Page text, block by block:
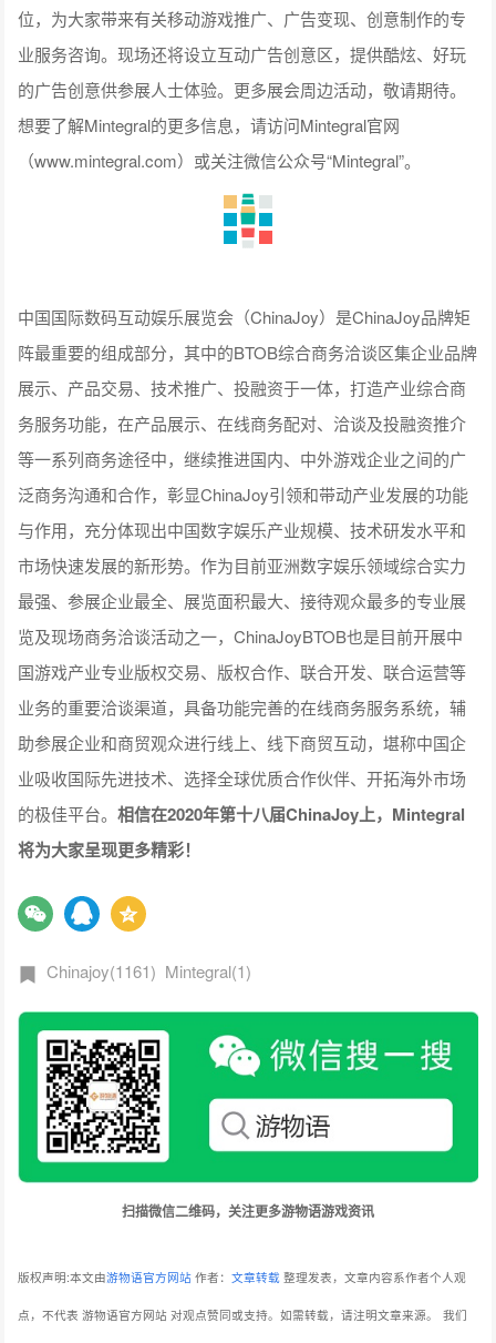
位，为大家带来有关移动游戏推广、广告变现、创意制作的专
业服务咨询。现场还将设立互动广告创意区，提供酷炫、好玩
的广告创意供参展人士体验。更多展会周边活动，敬请期待。
想要了解Mintegral的更多信息，请访问Mintegral官网
（www.mintegral.com）或关注微信公众号“Mintegral”。
中国国际数码互动娱乐展览会（ChinaJoy）是ChinaJoy品牌矩
阵最重要的组成部分，其中的BTOB综合商务洽谈区集企业品牌
展示、产品交易、技术推广、投融资于一体，打造产业综合商
务服务功能，在产品展示、在线商务配对、洽谈及投融资推介
等一系列商务途径中，继续推进国内、中外游戏企业之间的广
泛商务沟通和合作，彰显ChinaJoy引领和带动产业发展的功能
与作用，充分体现出中国数字娱乐产业规模、技术研发水平和
市场快速发展的新形势。作为目前亚洲数字娱乐领域综合实力
最强、参展企业最全、展览面积最大、接待观众最多的专业展
览及现场商务洽谈活动之一，ChinaJoyBTOB也是目前开展中
国游戏产业专业版权交易、版权合作、联合开发、联合运营等
业务的重要洽谈渠道，具备功能完善的在线商务服务系统，辅
助参展企业和商贸观众进行线上、线下商贸互动，堪称中国企
业吸收国际先进技术、选择全球优质合作伙伴、开拓海外市场
的极佳平台。相信在2020年第十八届ChinaJoy上，Mintegral
将为大家呈现更多精彩！
Chinajoy(1161) Mintegral(1)
扫描微信二维码，关注更多游物语游戏资讯
版权声明:本文由游物语官方网站 作者：文章转载 整理发表，文章内容系作者个人观
点，不代表 游物语官方网站 对观点赞同或支持。如需转载，请注明文章来源。 我们